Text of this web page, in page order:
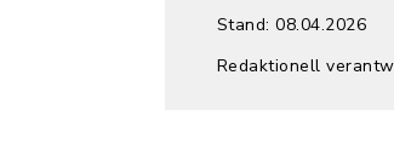
Stand: 08.04.2026
Redaktionell